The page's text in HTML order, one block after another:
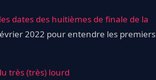
les dates des huitièmes de finale de la
2022 pour entendre les premiers
très (très) lourd